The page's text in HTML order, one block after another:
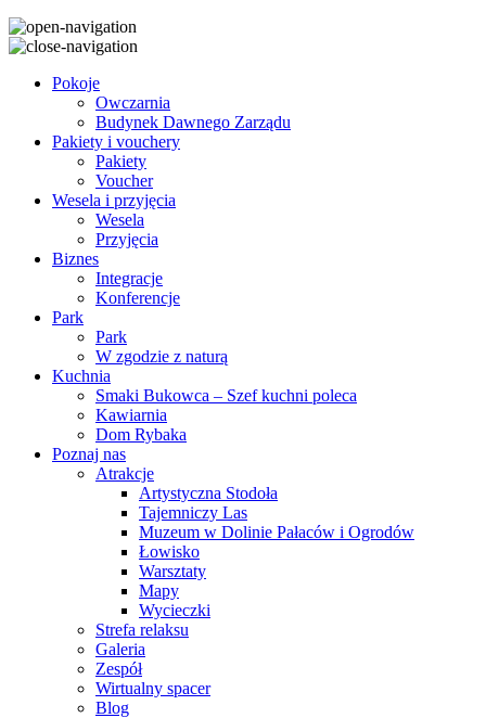
Pokoje
Owczarnia
Budynek Dawnego Zarządu
Pakiety i vouchery
Pakiety
Voucher
Wesela i przyjęcia
Wesela
Przyjęcia
Biznes
Integracje
Konferencje
Park
Park
W zgodzie z naturą
Kuchnia
Smaki Bukowca – Szef kuchni poleca
Kawiarnia
Dom Rybaka
Poznaj nas
Atrakcje
Artystyczna Stodoła
Tajemniczy Las
Muzeum w Dolinie Pałaców i Ogrodów
Łowisko
Warsztaty
Mapy
Wycieczki
Strefa relaksu
Galeria
Zespół
Wirtualny spacer
Blog